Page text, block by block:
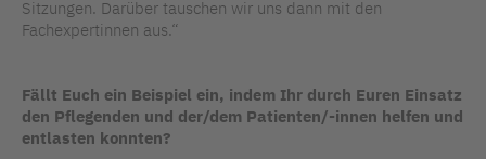
Sitzungen. Darüber tauschen wir uns dann mit den
Fachexpertinnen aus.“
Fällt Euch ein Beispiel ein, indem Ihr durch Euren Einsatz
den Pflegenden und der/dem Patienten/-innen helfen und
entlasten konnten?